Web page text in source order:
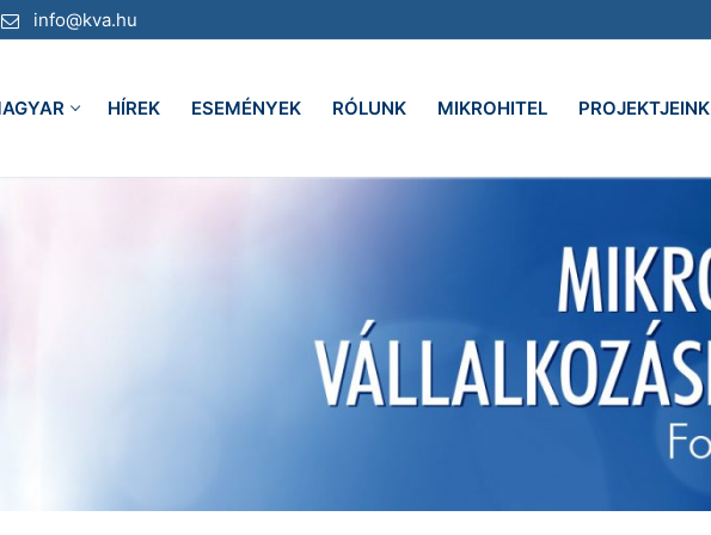
info@kva.hu
HÍREK ESEMÉNYEK RÓLUNK MIKROHITEL PROJEKTJEINK